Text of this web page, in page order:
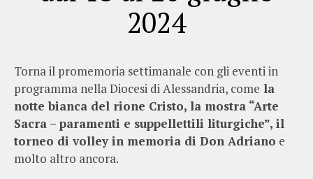
2024
Torna il promemoria settimanale con gli eventi in
programma nella Diocesi di Alessandria, come la
notte bianca del rione Cristo, la mostra “Arte
Sacra – paramenti e suppellettili liturgiche”, il
torneo di volley in memoria di Don Adriano e
molto altro ancora.